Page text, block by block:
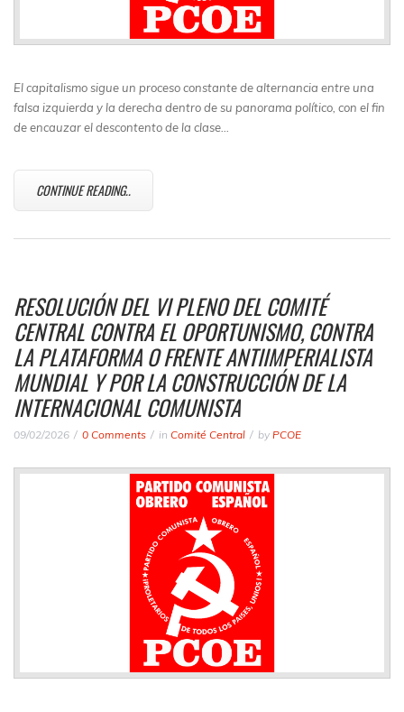
El capitalismo sigue un proceso constante de alternancia entre una
falsa izquierda y la derecha dentro de su panorama político, con el fin
de encauzar el descontento de la clase…
CONTINUE READING..
RESOLUCIÓN DEL VI PLENO DEL COMITÉ
CENTRAL CONTRA EL OPORTUNISMO, CONTRA
LA PLATAFORMA O FRENTE ANTIIMPERIALISTA
MUNDIAL Y POR LA CONSTRUCCIÓN DE LA
INTERNACIONAL COMUNISTA
09/02/2026 0 Comments in Comité Central by PCOE